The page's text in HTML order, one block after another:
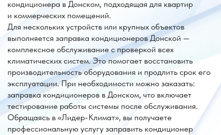
профессиональную услугу заправить кондиционер
в Донском, оперативный сервис и гарантию
на выполненные работы.